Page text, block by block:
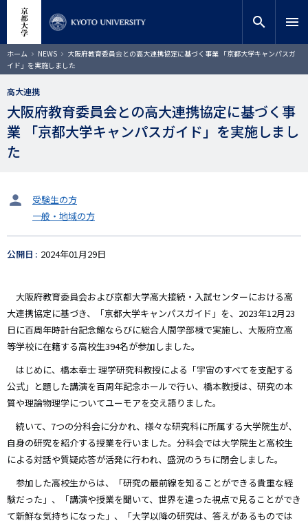
コ
ン
テ
ン
に
移
サイト内検索
検索
search menu
ホーム NEWS
大阪府教育委員会との高大連携協定に基づく事業 「京都大学キャンパスガ
イド」を実施しました
高大連携
大阪府教育委員会との高大連携協定に基づく事
業 「京都大学キャンパスガイド」を実施しまし
た
タ
ッ
ト
受験生の方
一般・地域の方
公開日 2024年01月29日
大阪府教育委員会および京都大学高大接続・入試センターにおける高
大連携協定に基づき、「京都大学キャンパスガイド」を、2023年12月23
日に百周年時計台記念館ならびに総合人間学部棟で実施し、大阪府立高
等学校に在籍する高校生394名が参加しました。
はじめに、橋本幸士 理学研究科教授による「宇宙のすべてを支配する
公式」と題した講演を百周年記念ホールで行い、橋本教授は、研究の本
質や理論物理学についてユーモアを交え語りました。
続いて、7つの分科会に分かれ、様々な研究科に所属する大学院生が、
自身の研究を紹介する授業を行いました。分科会では大学院生と高校生
による対話や質疑応答が活発に行われ、盛況のうちに閉会しました。
参加した高校生からは、「研究の最前線を知ることができる貴重な経
験だった」、「講演や授業を聞いて、世界を違った視点で見ることができ
て新鮮な気持ちになった」、「大学以降の研究は、答えがあるものでは